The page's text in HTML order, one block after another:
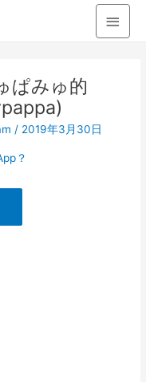
主
ぱみゅ的
/ 2019年3月30日
？